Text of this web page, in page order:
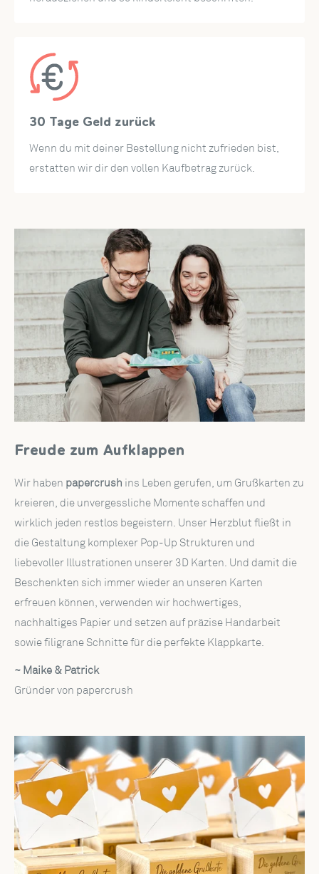
30 Tage Geld zurück
Wenn du mit deiner Bestellung nicht zufrieden bist,
erstatten wir dir den vollen Kaufbetrag zurück.
Freude zum Aufklappen
Wir haben papercrush ins Leben gerufen, um Grußkarten zu
kreieren, die unvergessliche Momente schaffen und
wirklich jeden restlos begeistern. Unser Herzblut fließt in
die Gestaltung komplexer Pop-Up Strukturen und
liebevoller Illustrationen unserer 3D Karten. Und damit die
Beschenkten sich immer wieder an unseren Karten
erfreuen können, verwenden wir hochwertiges,
nachhaltiges Papier und setzen auf präzise Handarbeit
sowie filigrane Schnitte für die perfekte Klappkarte.
~ Maike & Patrick
Gründer von papercrush